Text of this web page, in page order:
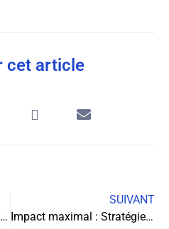
cet article
Technologies modernes : transformations sociétales et défis futurs
SUIVANT
Impact maximal : Stratégies d’animation commerciale pour conquérir vos clients en magasin